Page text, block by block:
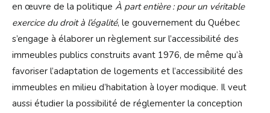
en œuvre de la politique À part entière : pour un véritable
exercice du droit à l’égalité, le gouvernement du Québec
s’engage à élaborer un règlement sur l’accessibilité des
immeubles publics construits avant 1976, de même qu’à
favoriser l’adaptation de logements et l’accessibilité des
immeubles en milieu d’habitation à loyer modique. Il veut
aussi étudier la possibilité de réglementer la conception